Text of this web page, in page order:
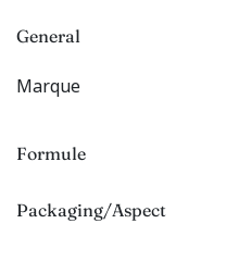
General
Marque
Formule
Packaging/Aspect